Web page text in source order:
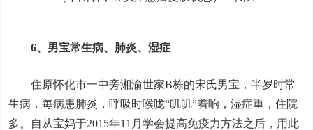
6、男宝常生病、肺炎、湿症
住原怀化市一中旁湘渝世家B栋的宋氏男宝，半岁时常
生病，每病患肺炎，呼吸时喉咙“叽叽”着响，湿症重，住院
多。自从宝妈于2015年11月学会提高免疫力方法之后，用此